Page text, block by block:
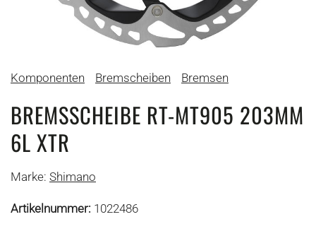
Komponenten Bremscheiben Bremsen
BREMSSCHEIBE RT-MT905 203MM
6L XTR
Marke: Shimano
Artikelnummer: 1022486